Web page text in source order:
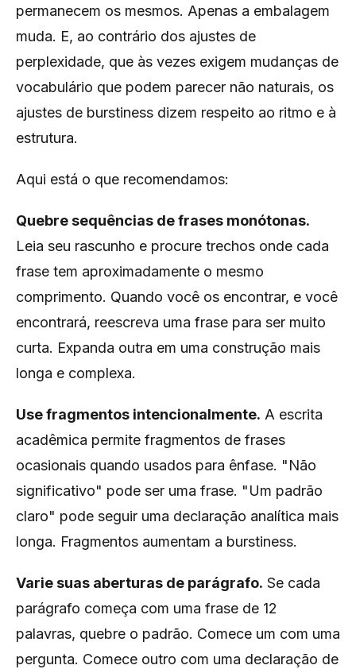
permanecem os mesmos. Apenas a embalagem
muda. E, ao contrário dos ajustes de
perplexidade, que às vezes exigem mudanças de
vocabulário que podem parecer não naturais, os
ajustes de burstiness dizem respeito ao ritmo e à
estrutura.
Aqui está o que recomendamos:
Quebre sequências de frases monótonas.
Leia seu rascunho e procure trechos onde cada
frase tem aproximadamente o mesmo
comprimento. Quando você os encontrar, e você
encontrará, reescreva uma frase para ser muito
curta. Expanda outra em uma construção mais
longa e complexa.
Use fragmentos intencionalmente. A escrita
acadêmica permite fragmentos de frases
ocasionais quando usados para ênfase. "Não
significativo" pode ser uma frase. "Um padrão
claro" pode seguir uma declaração analítica mais
longa. Fragmentos aumentam a burstiness.
Varie suas aberturas de parágrafo. Se cada
parágrafo começa com uma frase de 12
palavras, quebre o padrão. Comece um com uma
pergunta. Comece outro com uma declaração de